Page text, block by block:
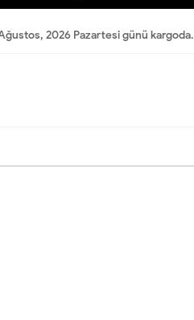
2026 Pazartesi günü kargoda.